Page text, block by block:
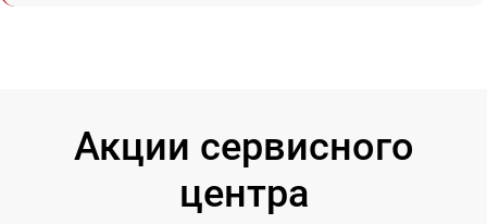
Акции сервисного
центра